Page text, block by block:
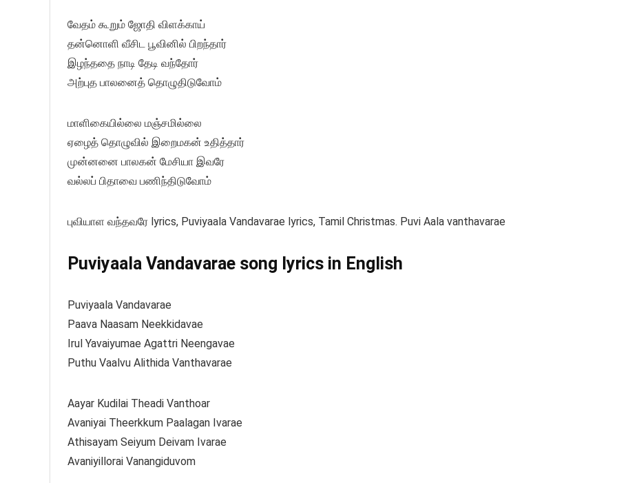
வேதம் கூறும் ஜோதி விளக்காய்
தன்னொளி வீசிட பூவினில் பிறந்தார்
இழந்ததை நாடி தேடி வந்தோர்
அற்புத பாலனைத் தொழுதிடுவோம்
மாளிகையில்லை மஞ்சமில்லை
ஏழைத் தொழுவில் இறைமகன் உதித்தார்
முன்னனை பாலகன் மேசியா இவரே
வல்லப் பிதாவை பணிந்திடுவோம்
புவியாள வந்தவரே lyrics, Puviyaala Vandavarae lyrics, Tamil Christmas. Puvi Aala vanthavarae
Puviyaala Vandavarae song lyrics in English
Puviyaala Vandavarae
Paava Naasam Neekkidavae
Irul Yavaiyumae Agattri Neengavae
Puthu Vaalvu Alithida Vanthavarae
Aayar Kudilai Theadi Vanthoar
Avaniyai Theerkkum Paalagan Ivarae
Athisayam Seiyum Deivam Ivarae
Avaniyillorai Vanangiduvom